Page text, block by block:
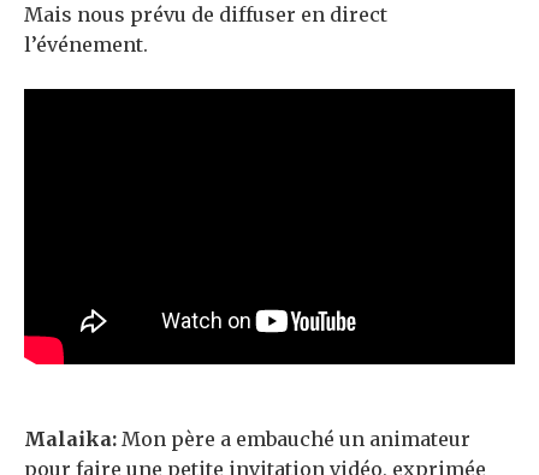
Mais nous prévu de diffuser en direct
l’événement.
Malaika: Mon père a embauché un animateur
pour faire une petite invitation vidéo, exprimée